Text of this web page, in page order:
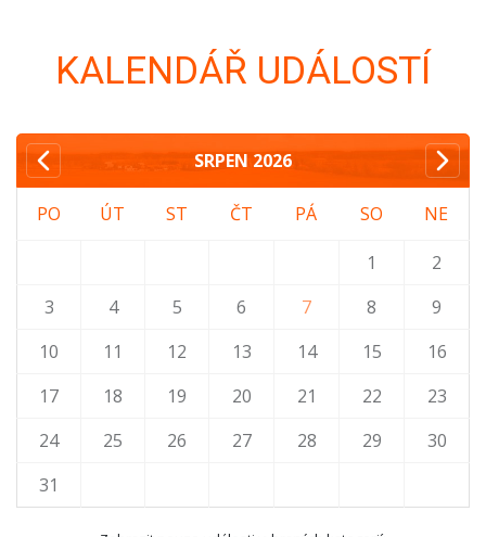
KALENDÁŘ UDÁLOSTÍ
SRPEN 2026
PO ÚT ST ČT PÁ SO NE
1
2
3
4 5 6 7 8
9
10
11 12 13 14 15
16
17
18 19 20 21 22
23
24
25 26 27 28 29
30
31